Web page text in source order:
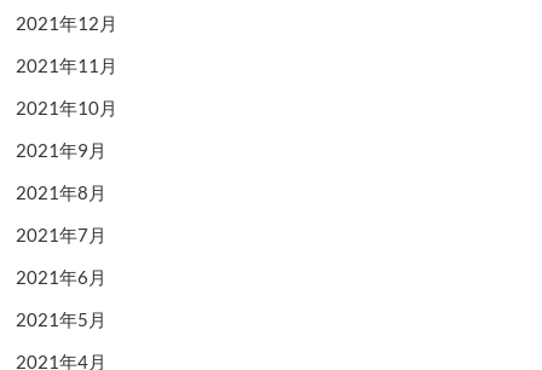
2021年12月
2021年11月
2021年10月
2021年9月
2021年8月
2021年7月
2021年6月
2021年5月
2021年4月